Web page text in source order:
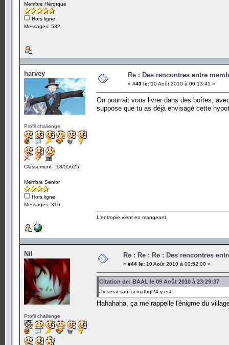
Membre Héroïque
Hors ligne
Messages: 532
harvey
Profil challenge
Classement : 18/55625
Membre Senior
Hors ligne
Messages: 316
Re : Des rencontres entre
« #43 le: 10 Août 2010 à 00:13:41 »
On pourrait vous livrer dans des boîtes,
suppose que tu as déjà envisagé cette
L'entropie vient en mangeant.
Nil
Profil challenge
Re : Re : Re : Des rencontres
« #44 le: 10 Août 2010 à 00:52:00 »
Citation de: BAAL le 09 Août 2010 à 23:29:37
J'y serai sauf si mathgl24 y est.
Hahahaha, ça me rappelle l'énigme du